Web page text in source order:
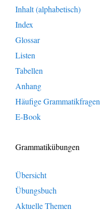
Inhalt (alphabetisch)
Index
Glossar
Listen
Tabellen
Anhang
Häufige Grammatikfragen
E-Book
Grammatikübungen
Übersicht
Übungsbuch
Aktuelle Themen